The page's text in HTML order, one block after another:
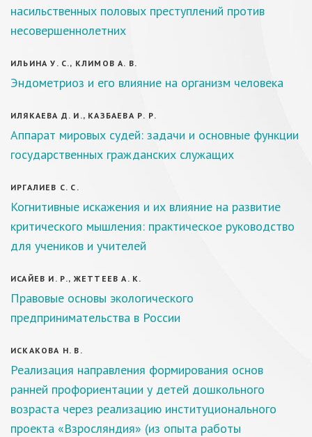
насильственных половых преступлений против
несовершеннолетних
ИЛЬИНА У. С., КЛИМОВ А. В.
Эндометриоз и его влияние на организм человека
ИЛЯКАЕВА Д. И., КАЗБАЕВА Р. Р.
Аппарат мировых судей: задачи и основные функции
государственных гражданских служащих
ИРГАЛИЕВ С. С.
Когнитивные искажения и их влияние на развитие
критического мышления: практическое руководство
для учеников и учителей
ИСАЙЕВ И. Р., ЖЕТТЕЕВ А. К.
Правовые основы экологического
предпринимательства в России
ИСКАКОВА Н. В.
Реализация направления формирования основ
ранней профориентации у детей дошкольного
возраста через реализацию институционального
проекта «Взросляндия» (из опыта работы